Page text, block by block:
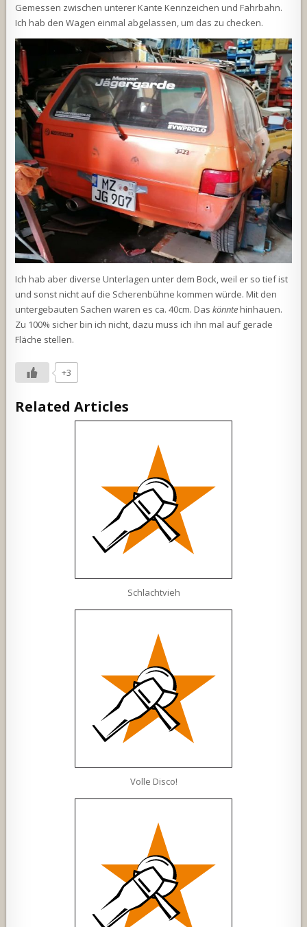
Gemessen zwischen unterer Kante Kennzeichen und Fahrbahn.
Ich hab den Wagen einmal abgelassen, um das zu checken.
Ich hab aber diverse Unterlagen unter dem Bock, weil er so tief ist
und sonst nicht auf die Scherenbühne kommen würde. Mit den
untergebauten Sachen waren es ca. 40cm. Daskönntehinhauen.
Zu 100% sicher bin ich nicht, dazu muss ich ihn mal auf gerade
Fläche stellen.
+3
Related Articles
Schlachtvieh
Volle Disco!